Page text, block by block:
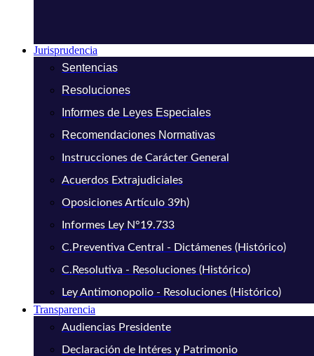
Jurisprudencia
Sentencias
Resoluciones
Informes de Leyes Especiales
Recomendaciones Normativas
Instrucciones de Carácter General
Acuerdos Extrajudiciales
Oposiciones Artículo 39h)
Informes Ley N°19.733
C.Preventiva Central - Dictámenes (Histórico)
C.Resolutiva - Resoluciones (Histórico)
Ley Antimonopolio - Resoluciones (Histórico)
Transparencia
Audiencias Presidente
Declaración de Intéres y Patrimonio